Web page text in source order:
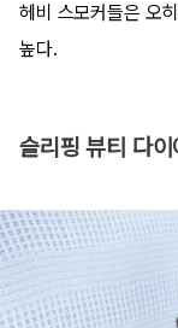
헤비 스모커들은 오
높다.
슬리핑 뷰티 다이